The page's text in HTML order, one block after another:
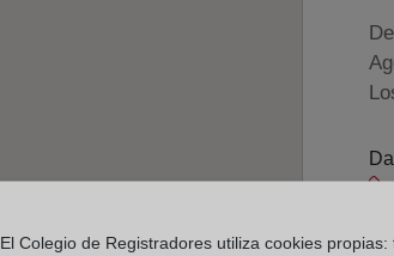
El Colegio de Registradores utiliza cookies